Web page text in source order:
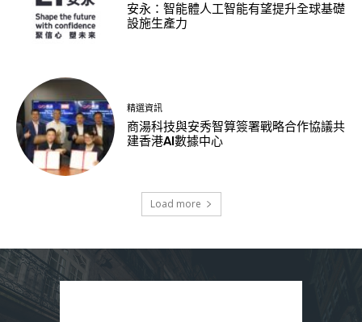
安永：智能體人工智能有望提升全球基礎
設施生產力
精選資訊
商湯科技與安秀智算簽署戰略合作協議共
建香港AI數據中心
Load more